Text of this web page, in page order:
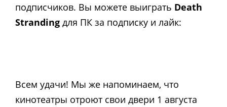
подписчиков. Вы можете выиграть Death
Stranding для ПК за подписку и лайк:
Всем удачи! Мы же напоминаем, что
кинотеатры отроют свои двери 1 августа